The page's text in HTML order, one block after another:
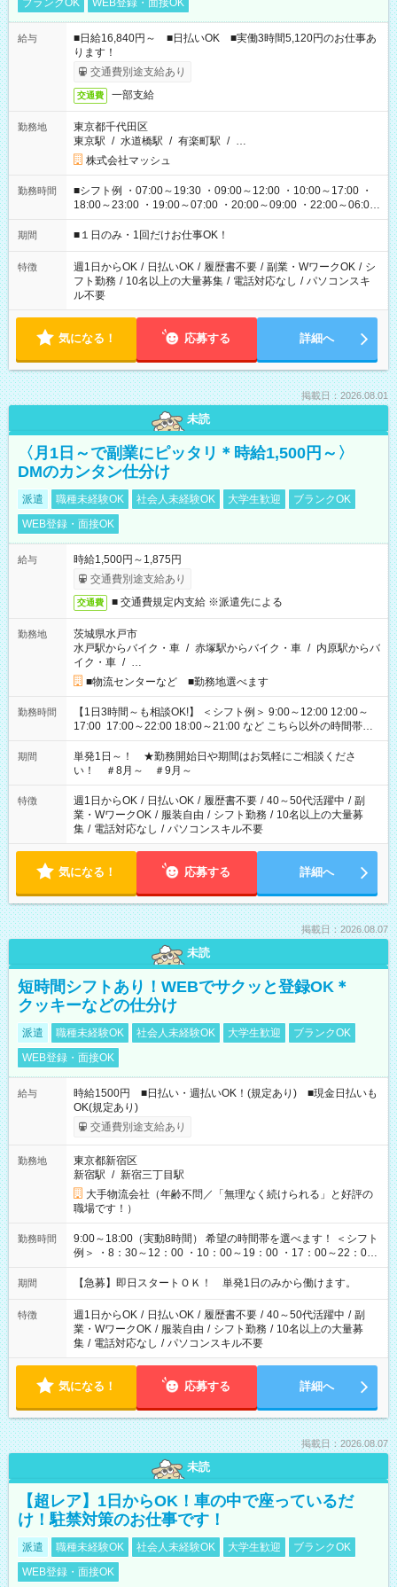
ブランクOK WEB登録・面接OK
給与
■日給16,840円～ ■日払いOK ■実働3時間5,120円のお仕事あ
ります！
交通費別途支給あり
交通費 一部支給
勤務地
東京都千代田区
東京駅 / 水道橋駅 / 有楽町駅 / …
株式会社マッシュ
勤務時間
■シフト例 ・07:00～19:30 ・09:00～12:00 ・10:00～17:00 ・
18:00～23:00 ・19:00～07:00 ・20:00～09:00 ・22:00～06:00
etc ★最短で3時間で5,120円のお仕事から 15時間で2万円近く稼
げるお仕事も！ ご希望のお時間に合わせてご紹介！ ※シフトは
ください！
期間 ■１日のみ・1回だけお仕事OK！
特徴 週1日からOK / 日払いOK / 履歴書不要 / 副業・WワークOK / シ
フト勤務 / 10名以上の大量募集 / 電話対応なし / パソコンスキ
ル不要
気になる！ 応募する 詳細へ
掲載日：2026.08.01
未読
〈月1日～で副業にピッタリ＊時給1,500円～〉
DMのカンタン仕分け
派遣 職種未経験OK 社会人未経験OK 大学生歓迎
ブランクOK
WEB登録・面接OK
給与
時給1,500円～1,875円
交通費別途支給あり
交通費 ■ 交通費規定内支給 ※派遣先による
勤務地
茨城県水戸市
水戸駅からバイク・車 / 赤塚駅からバイク・車 / 内原駅からバ
イク・車 / …
■物流センターなど ■勤務地選べます
勤務時間
【1日3時間～も相談OK!】 ＜シフト例＞ 9:00～12:00 12:00～
17:00 17:00～22:00 18:00～21:00 など こちら以外の時間帯も
お気軽にご相談ください！
期間
単発1日～！ ★勤務開始日や期間はお気軽にご相談くださ
い！ ＃8月～ ＃9月～
特徴 週1日からOK / 日払いOK / 履歴書不要 / 40～50代活躍中 / 副
業・WワークOK / 服装自由 / シフト勤務 / 10名以上の大量募
集 / 電話対応なし / パソコンスキル不要
気になる！ 応募する 詳細へ
掲載日：2026.08.07
未読
短時間シフトあり！WEBでサクッと登録OK＊
クッキーなどの仕分け
派遣 職種未経験OK 社会人未経験OK 大学生歓迎
ブランクOK
WEB登録・面接OK
給与
時給1500円 ■日払い・週払いOK！(規定あり) ■現金日払いも
OK(規定あり)
交通費別途支給あり
勤務地
東京都新宿区
新宿駅 / 新宿三丁目駅
大手物流会社（年齢不問／「無理なく続けられる」と好評の
職場です！）
勤務時間
9:00～18:00（実動8時間） 希望の時間帯を選べます！ ＜シフト
例＞ ・8：30～12：00 ・10：00～19：00 ・17：00～22：00
・13：00～22：00 ・22：00～翌6：00 など
期間 【急募】即日スタートＯＫ！ 単発1日のみから働けます。
特徴 週1日からOK / 日払いOK / 履歴書不要 / 40～50代活躍中 / 副
業・WワークOK / 服装自由 / シフト勤務 / 10名以上の大量募
集 / 電話対応なし / パソコンスキル不要
気になる！ 応募する 詳細へ
掲載日：2026.08.07
未読
【超レア】1日からOK！車の中で座っているだ
け！駐禁対策のお仕事です！
派遣 職種未経験OK 社会人未経験OK 大学生歓迎
ブランクOK
WEB登録・面接OK